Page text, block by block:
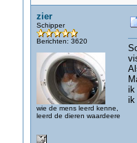
zier
Schipper
Berichten: 3620
wie de mens leerd kenne,
leerd de dieren waardeere
ik
ik